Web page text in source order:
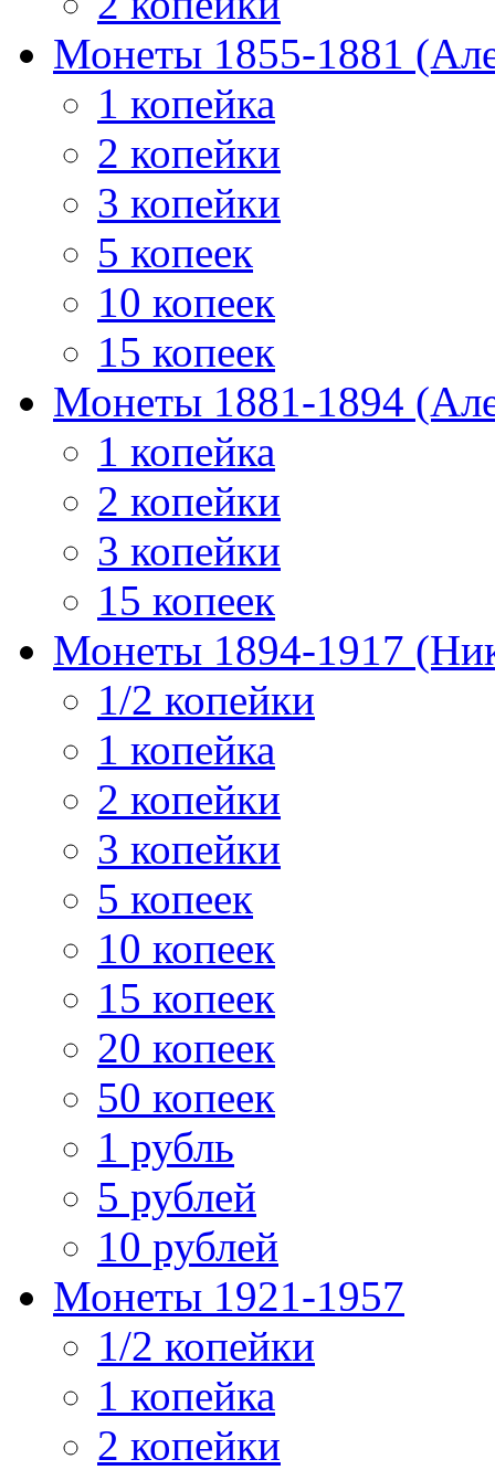
Монеты 1855-1881
1 копейка
2 копейки
3 копейки
5 копеек
10 копеек
15 копеек
Монеты 1881-1894
1 копейка
2 копейки
3 копейки
15 копеек
Монеты 1894-1917
1/2 копейки
1 копейка
2 копейки
3 копейки
5 копеек
10 копеек
15 копеек
20 копеек
50 копеек
1 рубль
5 рублей
10 рублей
Монеты 1921-1957
1/2 копейки
1 копейка
2 копейки